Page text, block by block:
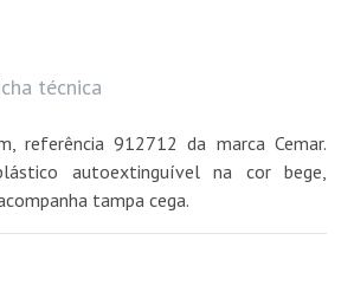
técnica
referência 912712 da marca Cemar.
autoextinguível na cor bege,
tampa cega.